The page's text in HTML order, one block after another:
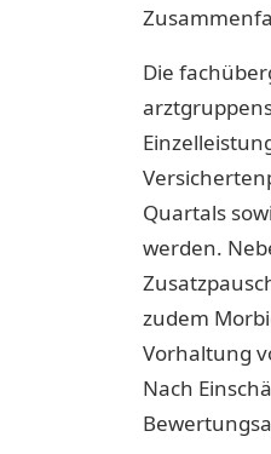
Die
Quartals
werden.
zudem
Vorhaltung
Nach